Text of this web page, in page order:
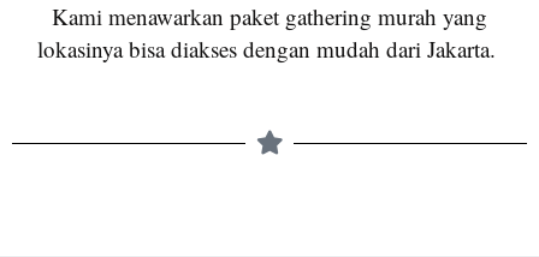
Kami menawarkan paket gathering murah yang
lokasinya bisa diakses dengan mudah dari Jakarta.